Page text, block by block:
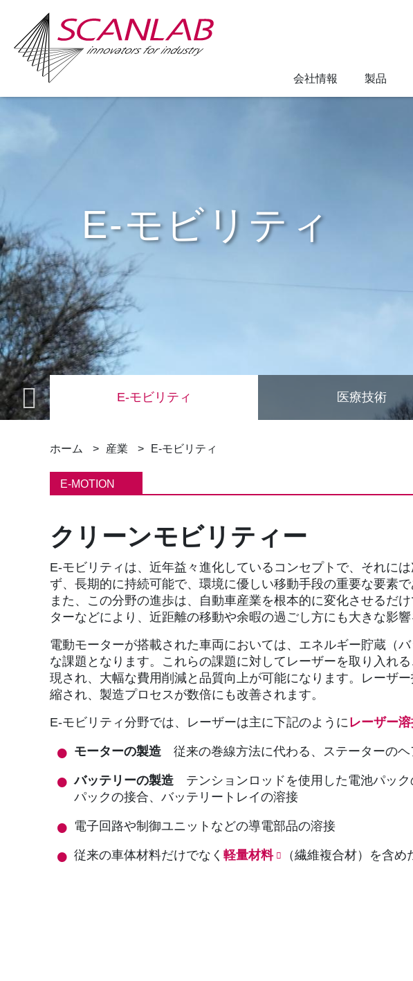
会社情報 製品
E-モビリティ
電) E-モビリティ 医療技術
パ
ン
ず
ホーム 産業 E-モビリティ
E-MOTION
クリーンモビリティー
E-モビリティは、近年益々進化しているコンセプトで、それに
ず、長期的に持続可能で、環境に優しい移動手段の重要な要素
また、この分野の進歩は、自動車産業を根本的に変化させるだ
ターなどにより、近距離の移動や余暇の過ごし方にも大きな影
電動モーターが搭載された車両においては、エネルギー貯蔵（
な課題となります。これらの課題に対してレーザーを取り入れ
現され、大幅な費用削減と品質向上が可能になります。レーザ
縮され、製造プロセスが数倍にも改善されます。
E-モビリティ分野では、レーザーは主に下記のように レーザー
モーターの製造 従来の巻線方法に代わる、ステーターの
バッテリーの製造 テンションロッドを使用した電池パッ
パックの接合、バッテリートレイの溶接
電子回路や制御ユニットなどの導電部品の溶接
従来の車体材料だけでなく 軽量材料 （繊維複合材）を含